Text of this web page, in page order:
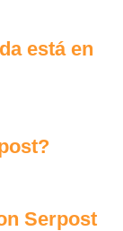
está en
Serpost